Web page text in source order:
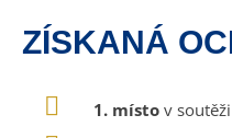
ZÍSKANÁ
1. místo v soutěži